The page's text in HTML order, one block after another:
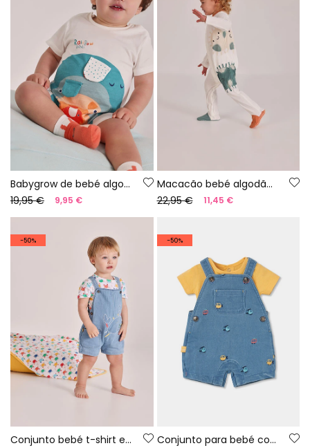
Babygrow de bebé algodão branco
19,95 €
9,95 €
Macacão bebé algodão branco
22,95 €
11,45 €
-50%
Conjunto bebé t-shirt e macacão estampado denim
-50%
Conjunto para bebé com body e jardineira